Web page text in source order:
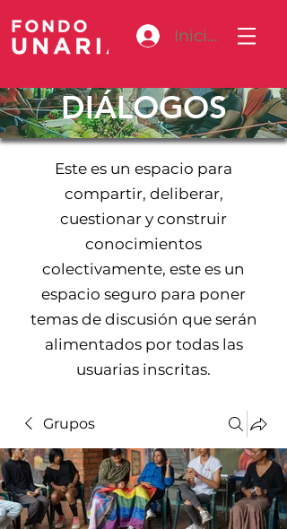
Iniciar sesión
DIÁLOGOS
Este es un espacio para
compartir, deliberar,
cuestionar y construir
conocimientos
colectivamente, este es un
espacio seguro para poner
temas de discusión que serán
alimentados por todas las
usuarias inscritas.
Grupos